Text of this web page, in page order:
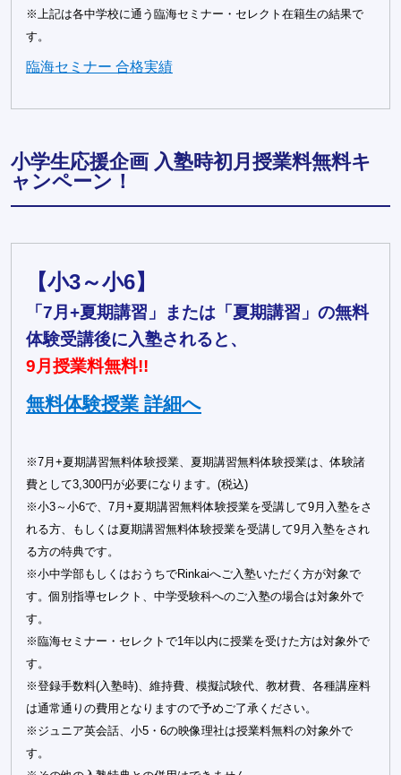
※上記は各中学校に通う臨海セミナー・セレクト在籍生の結果で
す。
臨海セミナー 合格実績
小学生応援企画 入塾時初月授業料無料キ
ャンペーン！
【小3～小6】
「7月+夏期講習」または「夏期講習」の無料
体験受講後に入塾されると、
9月授業料無料!!
無料体験授業 詳細へ
※7月+夏期講習無料体験授業、夏期講習無料体験授業は、体験諸
費として3,300円が必要になります。(税込)
※小3～小6で、7月+夏期講習無料体験授業を受講して9月入塾をさ
れる方、もしくは夏期講習無料体験授業を受講して9月入塾をされ
る方の特典です。
※小中学部もしくはおうちでRinkaiへご入塾いただく方が対象で
す。個別指導セレクト、中学受験科へのご入塾の場合は対象外で
す。
※臨海セミナー・セレクトで1年以内に授業を受けた方は対象外で
す。
※登録手数料(入塾時)、維持費、模擬試験代、教材費、各種講座料
は通常通りの費用となりますので予めご了承ください。
※ジュニア英会話、小5・6の映像理社は授業料無料の対象外で
す。